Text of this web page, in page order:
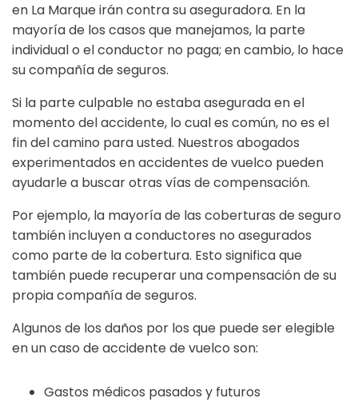
en La Marque irán contra su aseguradora. En la
mayoría de los casos que manejamos, la parte
individual o el conductor no paga; en cambio, lo hace
su compañía de seguros.
Si la parte culpable no estaba asegurada en el
momento del accidente, lo cual es común, no es el
fin del camino para usted. Nuestros abogados
experimentados en accidentes de vuelco pueden
ayudarle a buscar otras vías de compensación.
Por ejemplo, la mayoría de las coberturas de seguro
también incluyen a conductores no asegurados
como parte de la cobertura. Esto significa que
también puede recuperar una compensación de su
propia compañía de seguros.
Algunos de los daños por los que puede ser elegible
en un caso de accidente de vuelco son:
Gastos médicos pasados y futuros